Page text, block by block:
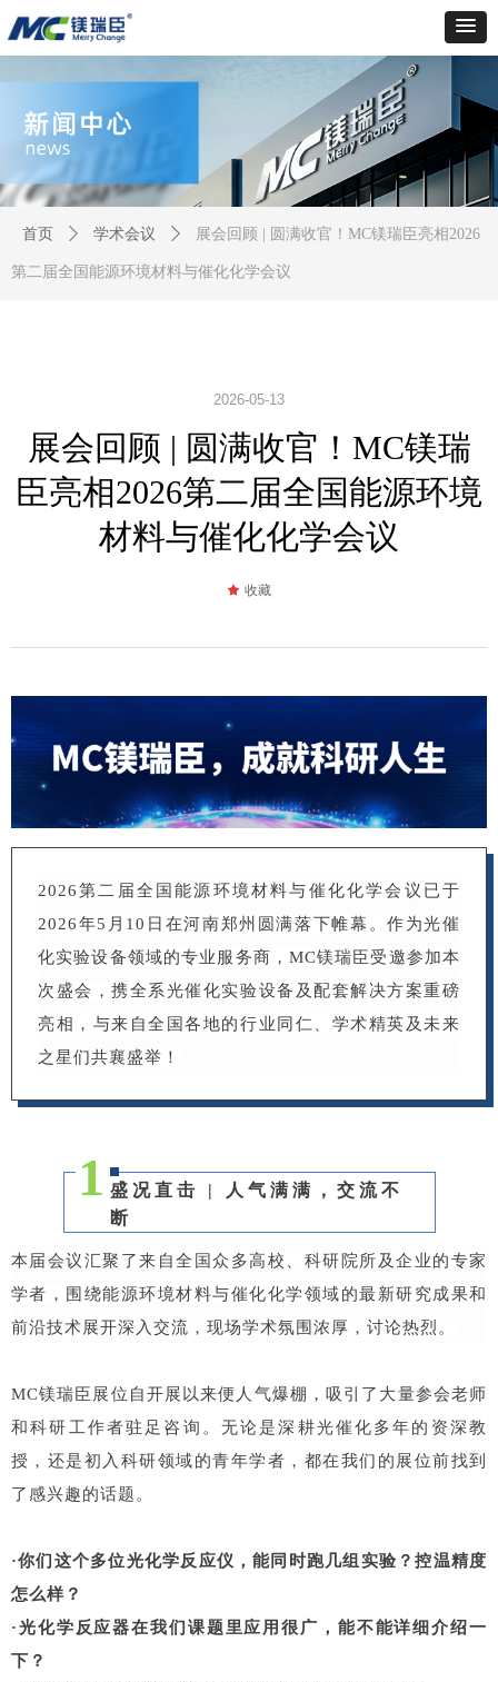
展会回顾 | 圆满收官！MC镁瑞
臣亮相2026第二届全国能源环境
材料与催化化学会议
2026第二届全国能源环境材料与催化化学会议已于
2026年5月10日在河南郑州圆满落下帷幕。作为光催
化实验设备领域的专业服务商，MC镁瑞臣受邀参加本
次盛会，携全系光催化实验设备及配套解决方案重磅
亮相，与来自全国各地的行业同仁、学术精英及未来
之星们共襄盛举！
1 盛况直击 | 人气满满，交流不
断
本届会议汇聚了来自全国众多高校、科研院所及企业的专家
学者，围绕能源环境材料与催化化学领域的最新研究成果和
前沿技术展开深入交流，现场学术氛围浓厚，讨论热烈。
MC镁瑞臣展位自开展以来便人气爆棚，吸引了大量参会老师
和科研工作者驻足咨询。无论是深耕光催化多年的资深教
授，还是初入科研领域的青年学者，都在我们的展位前找到
了感兴趣的话题。
·你们这个多位光化学反应仪，能同时跑几组实验？控温精度
怎么样？
·光化学反应器在我们课题里应用很广，能不能详细介绍一
下？
2026-05-13
首页 ꄲ 学术会议 ꄲ 展会回顾 | 圆满收官！MC镁瑞臣亮相2026
第二届全国能源环境材料与催化化学会议
끄 收藏